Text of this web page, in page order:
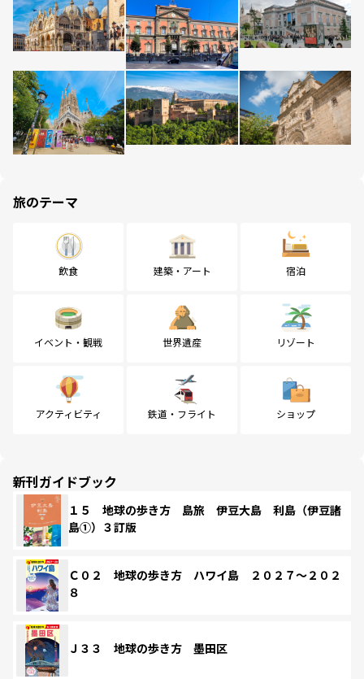
旅のテーマ
飲食 建築・アート 宿泊
イベント・観戦 世界遺産 リゾート
アクティビティ 鉄道・フライト ショップ
新刊ガイドブック
１５ 地球の歩き方 島旅 伊豆大島 利島（伊豆諸
島①）３訂版
Ｃ０２ 地球の歩き方 ハワイ島 ２０２７～２０２
８
Ｊ３３ 地球の歩き方 墨田区